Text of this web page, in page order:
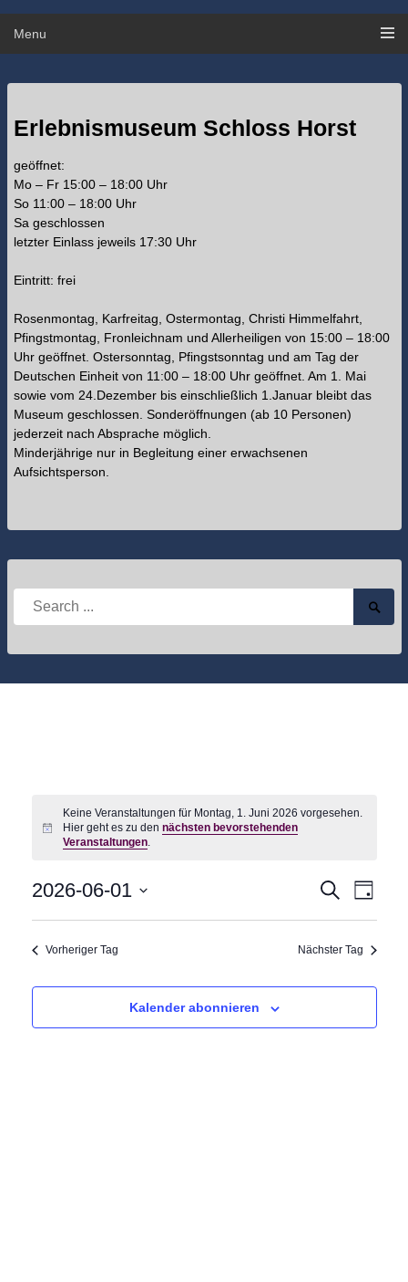
Menu
Erlebnismuseum Schloss Horst
geöffnet:
Mo – Fr 15:00 – 18:00 Uhr
So 11:00 – 18:00 Uhr
Sa geschlossen
letzter Einlass jeweils 17:30 Uhr
Eintritt: frei
Rosenmontag, Karfreitag, Ostermontag, Christi Himmelfahrt,
Pfingstmontag, Fronleichnam und Allerheiligen von 15:00 – 18:00
Uhr geöffnet. Ostersonntag, Pfingstsonntag und am Tag der
Deutschen Einheit von 11:00 – 18:00 Uhr geöffnet. Am 1. Mai
sowie vom 24.Dezember bis einschließlich 1.Januar bleibt das
Museum geschlossen. Sonderöffnungen (ab 10 Personen)
jederzeit nach Absprache möglich.
Minderjährige nur in Begleitung einer erwachsenen
Aufsichtsperson.
Search
Hinweis
Keine Veranstaltungen für Montag, 1. Juni 2026 vorgesehen.
Hier geht es zu dennächsten bevorstehenden
Veranstaltungen.
Suche
Tag
2026-06-01
Vorheriger Tag Nächster Tag
Kalender abonnieren